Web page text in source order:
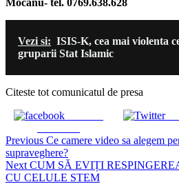
Vezi si: ISIS-K, cea mai violenta
gruparii Stat Islamic
Citeste tot comunicatul de presa
Continue
Reading
Previous Ce camere video sa alegem
supraveghere?
Next CUM SĂ EVIȚI
CU CELULE STEM